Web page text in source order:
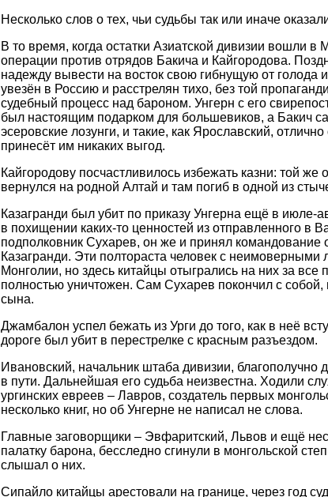
Несколько слов о тех, чьи судьбы так или иначе
В то время, когда остатки Азиатской дивизии вошли
операции против отрядов Бакича и Кайгородова.
надежду вывести на восток свою гибнущую от
увезён в Россию и расстрелян тихо, без той
судебный процесс над бароном. Унгерн с его
был настоящим подарком для большевиков, а Бакич
эсеровские лозунги, и такие, как Ярославский,
принесёт им никаких выгод.
Кайгородову посчастливилось избежать казни: той
вернулся на родной Алтай и там погиб в одной из
Казагранди был убит по приказу Унгерна ещё в июле-
в похищении каких-то ценностей из отправленного в
подполковник Сухарев, он же и принял
Казагранди. Эти полтораста человек с
Монголии, но здесь китайцы отыгрались на них за
полностью уничтожен. Сам Сухарев покончил с собой,
сына.
Джамбалон успел бежать из Урги до того, как в неё
дороге был убит в перестрелке с красным разъездом.
Ивановский, начальник штаба дивизии,
в пути. Дальнейшая его судьба неизвестна. Ходили
ургинских евреев – Лавров, создатель первых
несколько книг, но об Унгерне не написал не слова.
Главные заговорщики – Эвфаритский, Львов и ещё
палатку барона, бесследно сгинули в монгольской
слышал о них.
Сипайло китайцы арестовали на границе, через год